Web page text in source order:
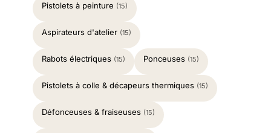
Pistolets à peinture (15)
Aspirateurs d'atelier (15)
Rabots électriques (15) Ponceuses (15)
Pistolets à colle & décapeurs thermiques (15)
Défonceuses & fraiseuses (15)